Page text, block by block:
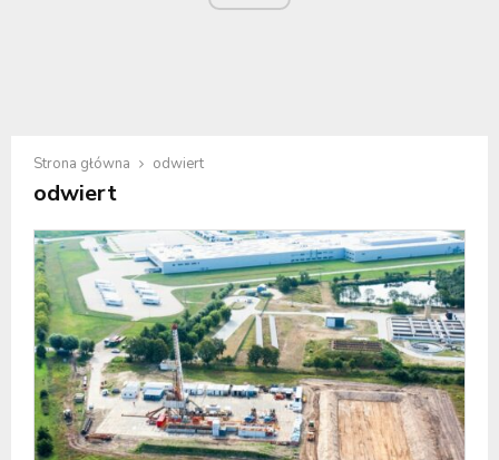
Strona główna odwiert
odwiert